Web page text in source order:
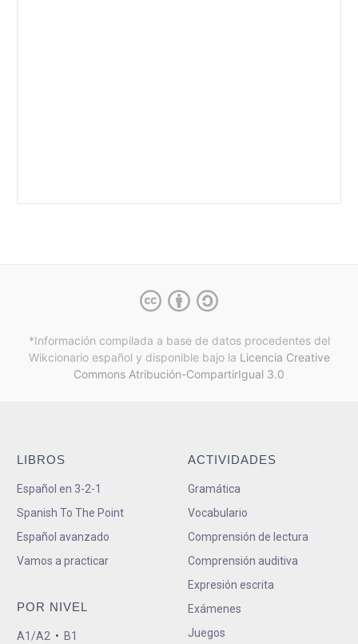
*Información compilada a base de datos procedentes del
Wikcionario español y disponible bajo la Licencia Creative
Commons Atribución-CompartirIgual 3.0
LIBROS
Español en 3-2-1
Spanish To The Point
Español avanzado
Vamos a practicar
POR NIVEL
A1/A2 • B1
ACTIVIDADES
Gramática
Vocabulario
Comprensión de lectura
Comprensión auditiva
Expresión escrita
Exámenes
Juegos